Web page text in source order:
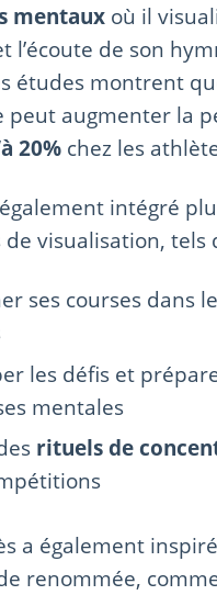
mentaux où il
l’écoute de son
études montrent
peut augmenter la
20% chez les
intégré
de visualisation, tels
ses courses dans
les défis et
mentales
rituels de
a également
renommée,